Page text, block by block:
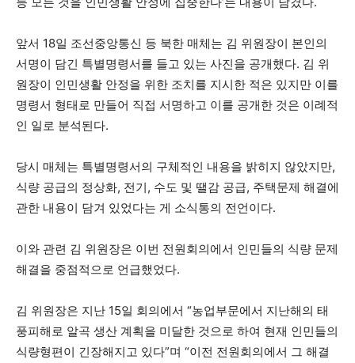
앞서 18일 조선중앙통신 등 북한 매체는 김 위원장이 본인의
서명이 담긴 특별명령서를 들고 있는 사진을 공개했다. 김 위
원장이 인민생활 안정을 위한 조치를 지시한 적은 있지만 이를
명령서 형태로 만들어 직접 서명하고 이를 공개한 것은 이례적
인 일로 분석된다.
당시 매체는 특별명령서의 구체적인 내용을 밝히지 않았지만,
식량 공급의 정상화, 전기, 수도 및 땔감 공급, 주택문제 해결에
관한 내용이 담겨 있었다는 게 소식통의 전언이다.
이와 관련 김 위원장은 이번 전원회의에서 인민들의 식량 문제
해결을 중점적으로 언급했었다.
김 위원장은 지난 15일 회의에서 “농업부문에서 지난해의 태
풍피해로 알곡 생산 계획을 미달한 것으로 하여 현재 인민들의
식량형편이 긴장해지고 있다”며 “이전 전원회의에서 그 해결